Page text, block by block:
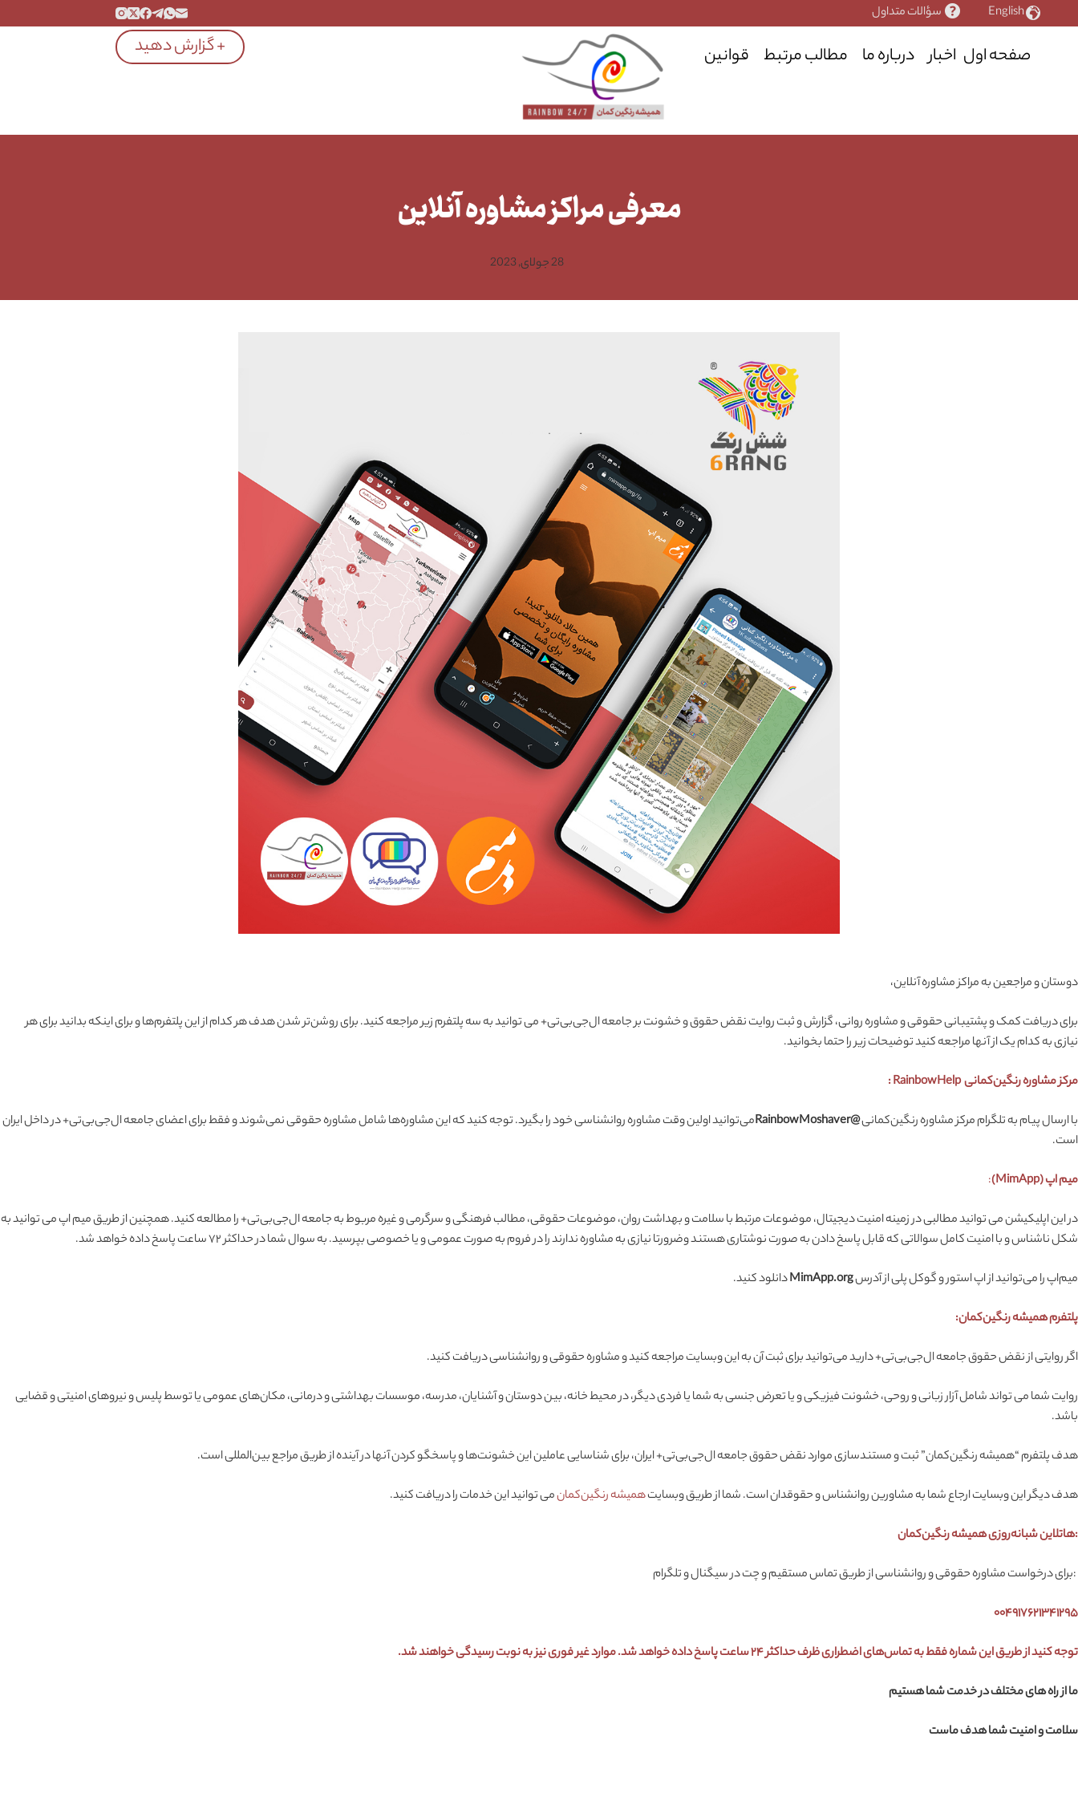
به
English سؤالات متداول
صفحه اول اخبار درباره ما مطالب مرتبط قوانین + گزارش دهید
معرفی مراکز مشاوره آنلاین
28 جولای, 2023
دوستان و مراجعین به مراکز مشاوره آنلاین،
برای دریافت کمک و پشتیبانی حقوقی و مشاوره روانی، گزارش و ثبت روایت‌ نقض حقوق و خشونت بر جامعه ال‌جی‌بی‌تی+ می توانید به سه پلتفرم زیر مراجعه کنید. برای روشن‌تر شدن هدف هر کدام از این پلتفرم‌ها و برای اینکه بدانید برای هر
نیازی به کدام یک از آنها مراجعه کنید توضیحات زیر را حتما بخوانید.
مرکز مشاوره رنگین‌کمانیRainbowHelp :
با ارسال پیام به تلگرام مرکز مشاوره رنگین‌کمانی@RainbowMoshaver
می‌توانید اولین وقت مشاوره روانشناسی خود را بگیرد. توجه کنید که این مشاوره‌ها شامل مشاوره حقوقی نمی‌شوند و فقط برای اعضای جامعه ال‌جی‌بی‌تی+ در داخل ایران
است.
میم اپ (MimApp) :
در این اپلیکیشن می توانید مطالبی در زمینه امنیت دیجیتال، موضوعات مرتبط با سلامت و بهداشت روان، موضوعات حقوقی، مطالب فرهنگی و سرگرمی و غیره مربوط به جامعه ال‌جی‌بی‌تی+ را مطالعه کنید. همچنین از طریق میم اپ می توانید به
شکل ناشناس و با امنیت کامل سوالاتی که قابل پاسخ دادن به صورت نوشتاری هستند وضرورتا نیازی به مشاوره ندارند را در فروم به صورت عمومی و یا خصوصی بپرسید. به سوال شما در حداکثر ۷۲ ساعت پاسخ داده خواهد شد.
میم‌اپ را می‌توانید از اپ استور و گوکل پلی از آدرسMimApp.orgدانلود کنید.
پلتفرم همیشه رنگین‌کمان:
اگر روایتی از نقض حقوق جامعه ال‌جی‌بی‌تی+ دارید می‌توانید برای ثبت آن به این وبسایت مراجعه کنید و مشاوره حقوقی و روانشناسی دریافت کنید.
روایت شما می تواند شامل آزار زبانی و روحی، خشونت فیزیکی و یا تعرض جنسی به شما یا فردی دیگر، در محیط خانه، بین دوستان و آشنایان، مدرسه، موسسات بهداشتی و درمانی، مکان‌های عمومی یا توسط پلیس و نیروهای امنیتی و قضایی
باشد.
هدف پلتفرم “همیشه رنگین‌کمان” ثبت و مستندسازی موارد نقض حقوق جامعه ال‌جی‌بی‌تی+ ایران، برای شناسایی عاملین این خشونت‌ها و پاسخگو کردن آنها در آینده از طریق مراجع بین‌المللی است.
هدف دیگر این وبسایت ارجاع شما به مشاورین روانشناس و حقوقدان است. شما از طریق وبسایتهمیشه رنگین‌کمانمی توانید این خدمات را دریافت کنید.
:هاتلاین شبانه‌روزی همیشه رنگین‌کمان
:برای درخواست مشاوره حقوقی و روانشناسی از طریق تماس مستقیم و چت در سیگنال و تلگرام
۰۰۴۹۱۷۶۲۱۳۴۱۲۹۵
توجه کنید از طریق این شماره فقط به تماس‌های اضطراری ظرف حداکثر ۲۴ ساعت پاسخ داده خواهد شد. موارد غیر فوری نیز به نوبت رسیدگی خواهند شد.
ما از راه های مختلف در خدمت شما هستیم
سلامت و امنیت شما هدف ماست